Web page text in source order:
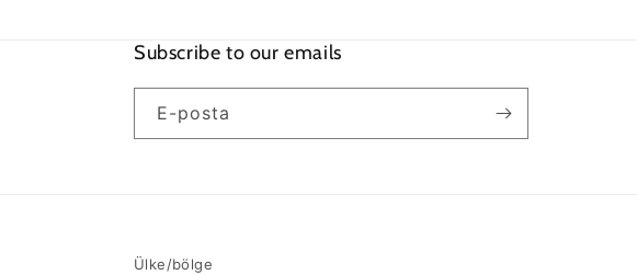
Subscribe to our emails
E-posta
Ülke/bölge